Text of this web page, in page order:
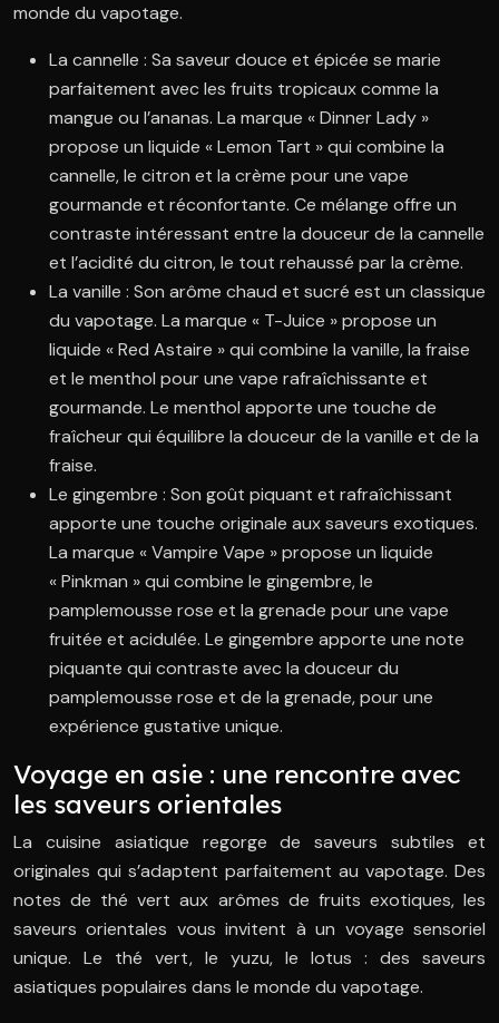
monde du vapotage.
La cannelle : Sa saveur douce et épicée se marie
parfaitement avec les fruits tropicaux comme la
mangue ou l’ananas. La marque « Dinner Lady »
propose un liquide « Lemon Tart » qui combine la
cannelle, le citron et la crème pour une vape
gourmande et réconfortante. Ce mélange offre un
contraste intéressant entre la douceur de la cannelle
et l’acidité du citron, le tout rehaussé par la crème.
La vanille : Son arôme chaud et sucré est un classique
du vapotage. La marque « T-Juice » propose un
liquide « Red Astaire » qui combine la vanille, la fraise
et le menthol pour une vape rafraîchissante et
gourmande. Le menthol apporte une touche de
fraîcheur qui équilibre la douceur de la vanille et de la
fraise.
Le gingembre : Son goût piquant et rafraîchissant
apporte une touche originale aux saveurs exotiques.
La marque « Vampire Vape » propose un liquide
« Pinkman » qui combine le gingembre, le
pamplemousse rose et la grenade pour une vape
fruitée et acidulée. Le gingembre apporte une note
piquante qui contraste avec la douceur du
pamplemousse rose et de la grenade, pour une
expérience gustative unique.
Voyage en asie : une rencontre avec
les saveurs orientales
La cuisine asiatique regorge de saveurs subtiles et
originales qui s’adaptent parfaitement au vapotage. Des
notes de thé vert aux arômes de fruits exotiques, les
saveurs orientales vous invitent à un voyage sensoriel
unique. Le thé vert, le yuzu, le lotus : des saveurs
asiatiques populaires dans le monde du vapotage.